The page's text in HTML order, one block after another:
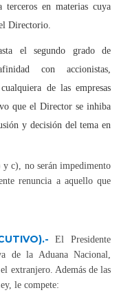
terceros en materias cuya
Directorio.
el segundo grado de
con accionistas,
de las empresas
que el Director se inhiba
y decisión del tema en
y c), no serán impedimento
renuncia a aquello que
El Presidente
de la Aduana Nacional,
extranjero. Además de las
le compete: